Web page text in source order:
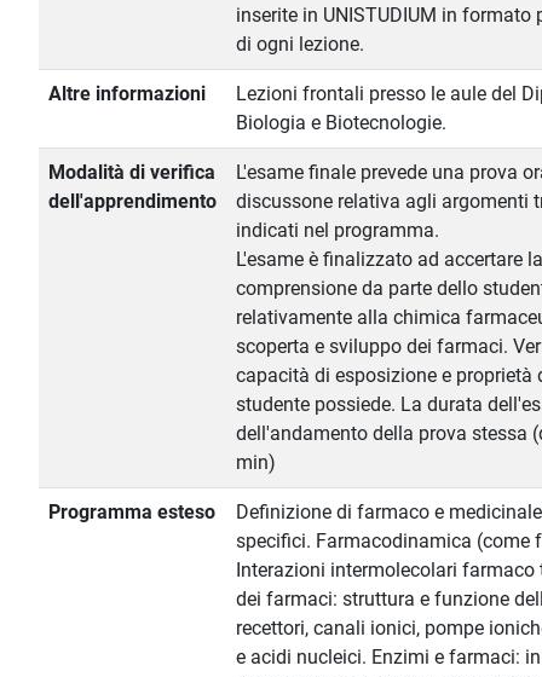
inserite in UNISTUDIUM in
di ogni lezione.
Altre informazioni
Lezioni frontali presso le aule del
Biologia e Biotecnologie.
Modalità di verifica
dell'apprendimento
L'esame finale prevede una prova
discussone relativa agli argomenti
indicati nel programma.
L'esame è finalizzato ad accertare
comprensione da parte dello
relativamente alla chimica
scoperta e sviluppo dei farmaci.
capacità di esposizione e proprietà
studente possiede. La durata
dell'andamento della prova stessa
min)
Programma esteso
Definizione di farmaco e
specifici. Farmacodinamica (come
Interazioni intermolecolari
dei farmaci: struttura e funzione
recettori, canali ionici, pompe
e acidi nucleici. Enzimi e farmaci: